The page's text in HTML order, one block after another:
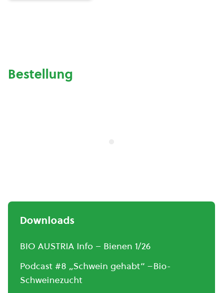
Bestellung
Downloads
BIO AUSTRIA Info – Bienen 1/26
Podcast #8 „Schwein gehabt“ –Bio-
Schweinezucht